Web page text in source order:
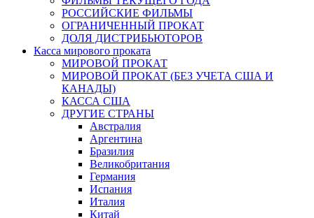
РОССИЙСКИЕ ФИЛЬМЫ
ОГРАНИЧЕННЫЙ ПРОКАТ
ДОЛЯ ДИСТРИБЬЮТОРОВ
Касса мирового проката
МИРОВОЙ ПРОКАТ
МИРОВОЙ ПРОКАТ (БЕЗ УЧЕТА США И
КАНАДЫ)
КАССА США
ДРУГИЕ СТРАНЫ
Австралия
Аргентина
Бразилия
Великобритания
Германия
Испания
Италия
Китай